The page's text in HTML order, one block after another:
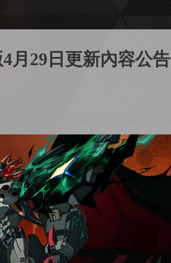
月29日更新內容公告